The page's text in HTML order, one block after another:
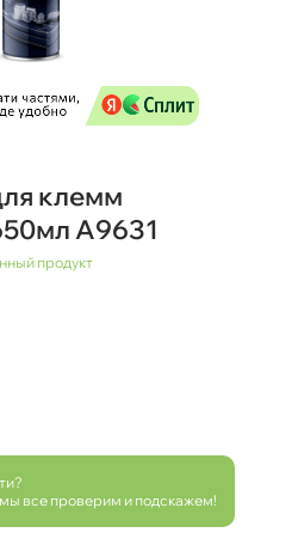
клемм
A9631
продукт
, мы все проверим и подскажем!